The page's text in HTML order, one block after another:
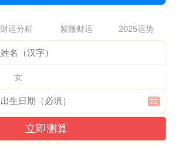
财运分析 紫微财运 2025运势
女
立即测算